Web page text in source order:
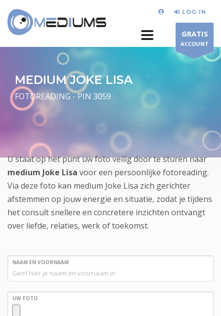
LOG IN
GRATIS
ACCOUNT
MEDIUM JOKE LISA
FOTOREADING - PIN 3059
U staat op het punt uw foto veilig door te sturen naar
medium Joke Lisa voor een persoonlijke fotoreading.
Via deze foto kan medium Joke Lisa zich gerichter
afstemmen op jouw energie en situatie, zodat je tijdens
het consult snellere en concretere inzichten ontvangt
over liefde, relaties, werk of toekomst.
NAAM EN VOORNAAM
UW FOTO